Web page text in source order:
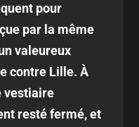
pour
par la même
valeureux
contre Lille. À
vestiaire
resté fermé, et